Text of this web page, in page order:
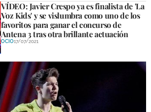
VÍDEO: Javier Crespo ya es finalista de 'La
Voz Kids' y se vislumbra como uno de los
favoritos para ganar el concurso de
Antena 3 tras otra brillante actuación
OCIO17/07/2021